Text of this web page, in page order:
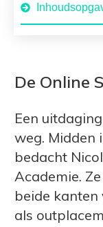
De Online
Een
weg. Midden
bedacht
Academie.
beide kanten
als